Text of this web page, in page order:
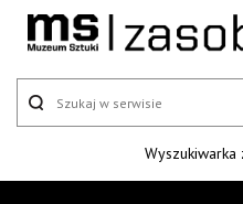
Wyszukiwarka